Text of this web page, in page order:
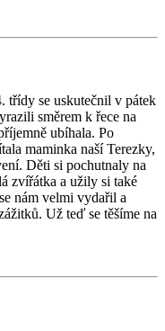
třídy se uskutečnil v pátek
směrem k řece na
ubíhala. Po
maminka naší Terezky,
Děti si pochutnaly na
zvířátka a užily si také
nám velmi vydařil a
Už teď se těšíme na